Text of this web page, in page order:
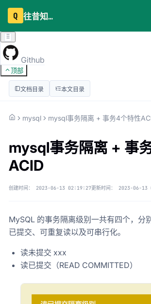
Q 往昔知识库
Github
顶部
文档目录 本文目录
mysql mysql事务隔离 + 事务4个特性
mysql事务隔离 + 事
ACID
创建时间： 2023-06-13 02:19:27更新时间： 2023-06-13
MySQL 的事务隔离级别一共有四个，分
已提交、可重复读以及可串行化。
读未提交 xxx
读已提交（READ COMMITTED）